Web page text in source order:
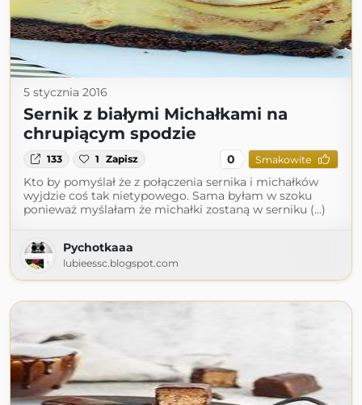
5 stycznia 2016
Sernik z białymi Michałkami na
chrupiącym spodzie
133 1 Zapisz 0 Smakowite
Kto by pomyślał że z połączenia sernika i michałków
wyjdzie coś tak nietypowego. Sama byłam w szoku
ponieważ myślałam że michałki zostaną w serniku (...)
Pychotkaaa
lubieessc.blogspot.com